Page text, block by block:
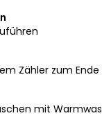
Zähler zum
mit